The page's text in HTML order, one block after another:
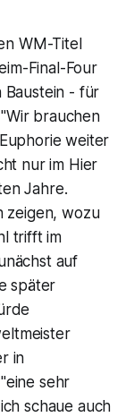
WM-Titel
Final-Four
Baustein - für
brauchen
weiter
nur im Hier
Jahre.
zeigen, wozu
trifft im
auf
später
in
sehr
schaue auch